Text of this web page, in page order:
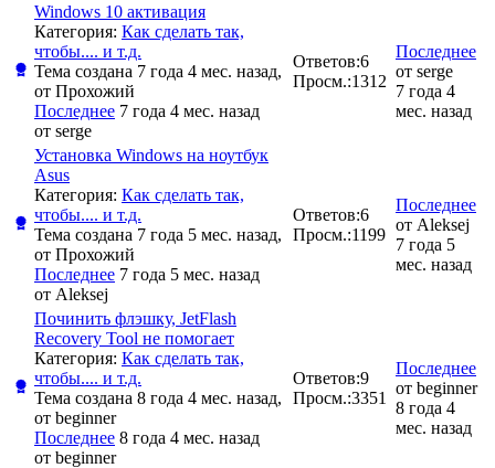
Windows 10 активация
Категория: Как сделать так,
чтобы.... и т.д.
Тема создана 7 года 4 мес. назад,
от Прохожий
Последнее 7 года 4 мес. назад
от serge
Ответов:6
Просм.:1312
Последнее
от serge
7 года 4
мес. назад
Установка Windows на ноутбук
Asus
Категория: Как сделать так,
чтобы.... и т.д.
Тема создана 7 года 5 мес. назад,
от Прохожий
Последнее 7 года 5 мес. назад
от Aleksej
Ответов:6
Просм.:1199
Последнее
от Aleksej
7 года 5
мес. назад
Починить флэшку, JetFlash
Recovery Tool не помогает
Категория: Как сделать так,
чтобы.... и т.д.
Тема создана 8 года 4 мес. назад,
от beginner
Последнее 8 года 4 мес. назад
от beginner
Ответов:9
Просм.:3351
Последнее
от beginner
8 года 4
мес. назад